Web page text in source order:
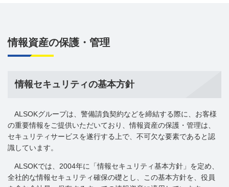
情報資産の保護・管理
情報セキュリティの基本方針
ALSOKグループは、警備請負契約などを締結する際に、お客様
の重要情報をご提供いただいており、情報資産の保護・管理は、
セキュリティサービスを遂行する上で、不可欠な要素であると認
識しています。
ALSOKでは、2004年に「情報セキュリティ基本方針」を定め、
全社的な情報セキュリティ確保の礎とし、この基本方針を、役員